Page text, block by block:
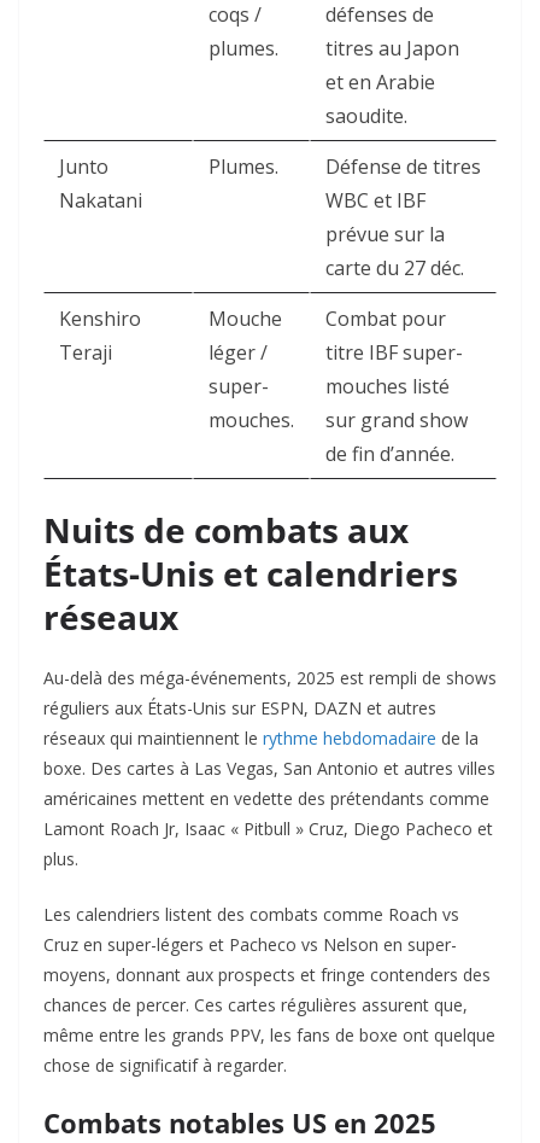
coqs /
plumes.
défenses de
titres au Japon
et en Arabie
saoudite.
Junto
Nakatani
Plumes.
Défense de titres
WBC et IBF
prévue sur la
carte du 27 déc.
Kenshiro
Teraji
Mouche
léger /
super-
mouches.
Combat pour
titre IBF super-
mouches listé
sur grand show
de fin d’année.
Nuits de combats aux
États-Unis et calendriers
réseaux
Au-delà des méga-événements, 2025 est rempli de shows
réguliers aux États-Unis sur ESPN, DAZN et autres
réseaux qui maintiennent le rythme hebdomadaire de la
boxe. Des cartes à Las Vegas, San Antonio et autres villes
américaines mettent en vedette des prétendants comme
Lamont Roach Jr, Isaac « Pitbull » Cruz, Diego Pacheco et
plus.
Les calendriers listent des combats comme Roach vs
Cruz en super-légers et Pacheco vs Nelson en super-
moyens, donnant aux prospects et fringe contenders des
chances de percer. Ces cartes régulières assurent que,
même entre les grands PPV, les fans de boxe ont quelque
chose de significatif à regarder.
Combats notables US en 2025